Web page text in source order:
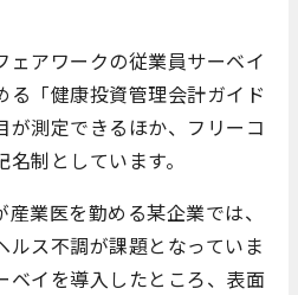
ェアワークの従業員サーベイ
る「健康投資管理会計ガイド
が測定できるほか、フリーコ
制としています。
業医を勤める某企業では、
ス不調が課題となっていま
ベイを導入したところ、表面